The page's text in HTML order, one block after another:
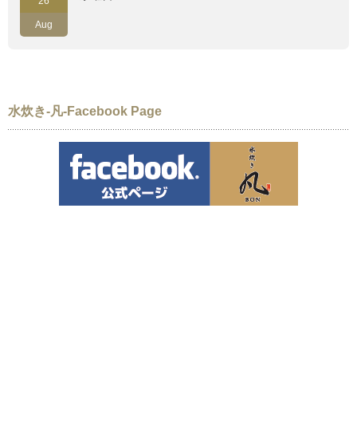
Aug
水炊き-凡-Facebook Page